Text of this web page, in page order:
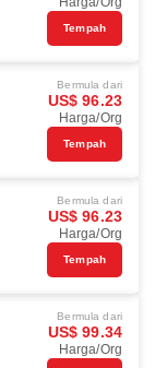
Tempah
Bermula dari
US$ 96.23
Harga/Org
Tempah
Bermula dari
US$ 96.23
Harga/Org
Tempah
Bermula dari
US$ 99.34
Harga/Org